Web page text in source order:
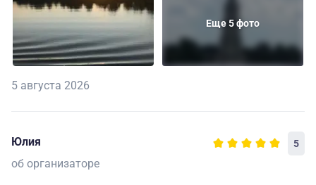
Еще 5 фото
5 августа 2026
Юлия 5
об организаторе